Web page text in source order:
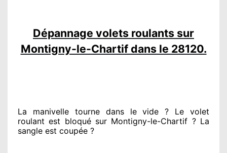
Dépannage volets roulants sur
Montigny-le-Chartif dans le 28120.
La manivelle tourne dans le vide ? Le volet
roulant est bloquésur Montigny-le-Chartif ? La
sangle est coupée ?